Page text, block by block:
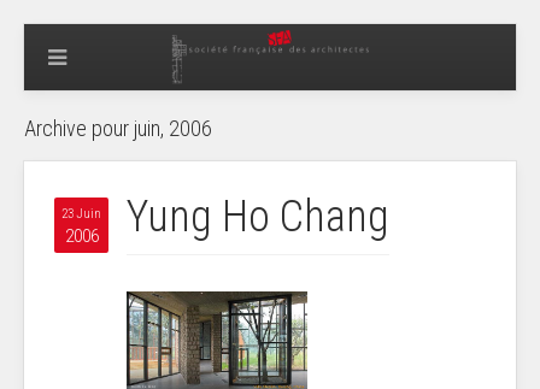
Archive pour juin, 2006
23 Juin
2006 Yung Ho Chang